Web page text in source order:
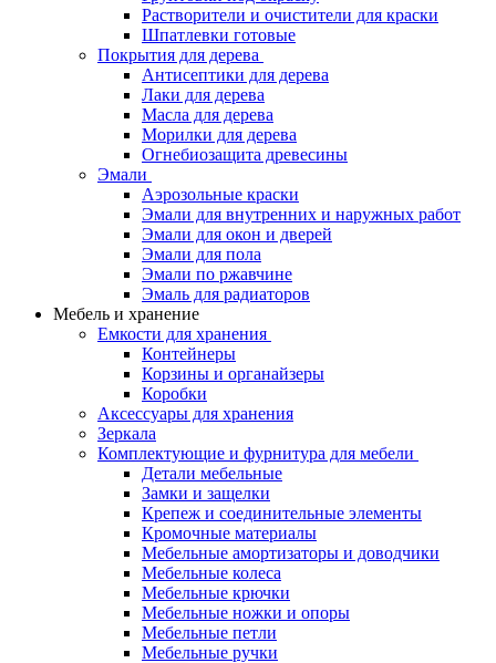
Растворители и очистители для краски
Шпатлевки готовые
Покрытия для дерева
Антисептики для дерева
Лаки для дерева
Масла для дерева
Морилки для дерева
Огнебиозащита древесины
Эмали
Аэрозольные краски
Эмали для внутренних и наружных работ
Эмали для окон и дверей
Эмали для пола
Эмали по ржавчине
Эмаль для радиаторов
Мебель и хранение
Емкости для хранения
Контейнеры
Корзины и органайзеры
Коробки
Аксессуары для хранения
Зеркала
Комплектующие и фурнитура для мебели
Детали мебельные
Замки и защелки
Крепеж и соединительные элементы
Кромочные материалы
Мебельные амортизаторы и доводчики
Мебельные колеса
Мебельные крючки
Мебельные ножки и опоры
Мебельные петли
Мебельные ручки